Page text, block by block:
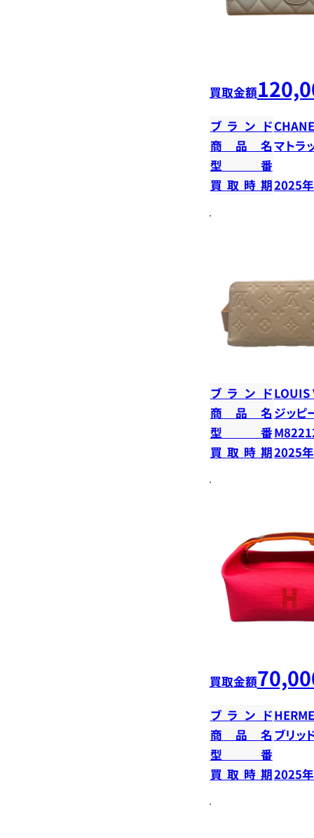
買取金額
ブランド
商品名マト
型番
買取時期2025
ブランドLOUIS
商品名 ジッピ
型番
買取時期2025
買取金額
ブランド
商品名 ブリッ
型番
買取時期2025